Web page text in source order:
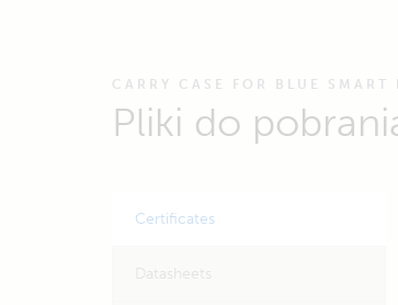
CARRY CASE FOR BLUE
Pliki do
Certificates